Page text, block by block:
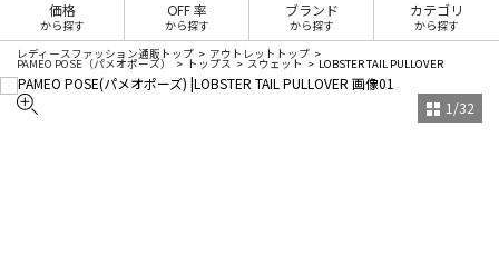
価格
から探す
OFF 率
から探す
ブランド
から探す
カテゴリ
から探す
レディースファッション通販トップ アウトレットトップ
PAMEO POSE（パメオポーズ） トップス スウェット LOBSTER TAIL PULLOVER
1 /32